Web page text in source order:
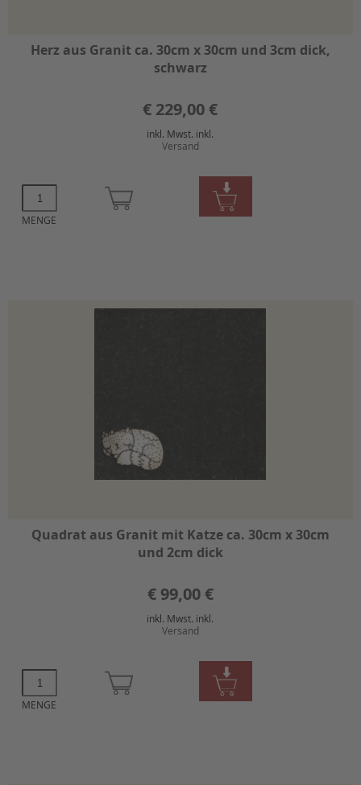
Herz aus Granit ca. 30cm x 30cm und 3cm dick,
schwarz
€ 229,00 €
inkl. Mwst. inkl.
Versand
MENGE
Quadrat aus Granit mit Katze ca. 30cm x 30cm
und 2cm dick
€99,00 €
inkl. Mwst. inkl.
Versand
MENGE